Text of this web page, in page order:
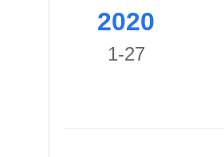
2020
1-27